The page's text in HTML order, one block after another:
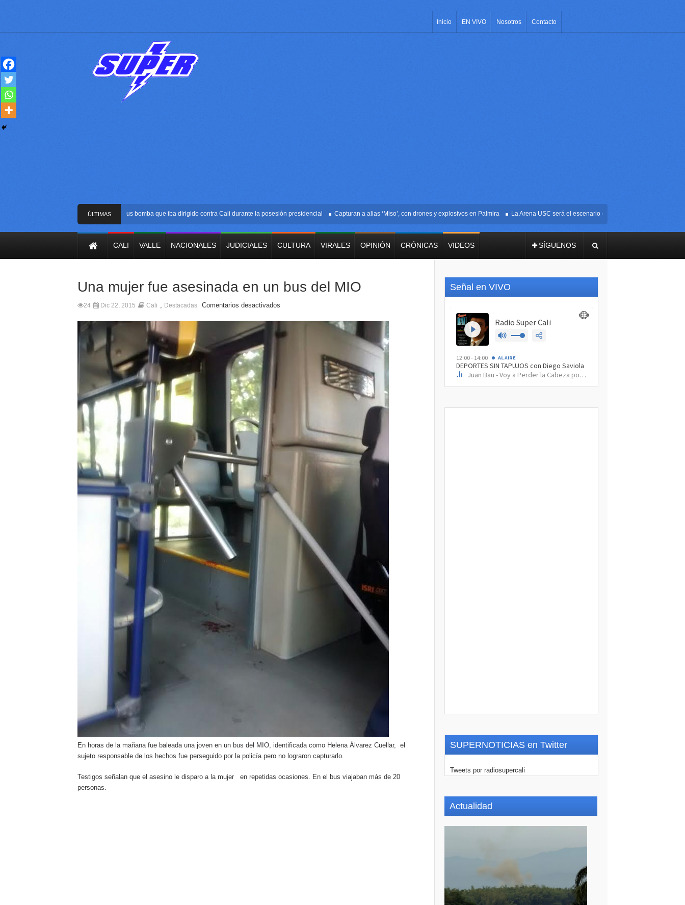
Inicio EN VIVO Nosotros Contacto
ÚLTIMAS
NOTICIAS
Frustran atentado con bus bomba que iba dirigido contra Cali durante la posesión presidencial Capturan a alias ‘Miso’, con drones y explosivos en Palmira La Arena USC será el escenario de la posesión presidencial de
CALI VALLE NACIONALES JUDICIALES CULTURA VIRALES OPINIÓN CRÓNICAS VIDEOS SÍGUENOS
Una mujer fue asesinada en un bus del MIO
24 Dic 22, 2015 Cali , Destacadas Comentarios desactivados
En horas de la mañana fue baleada una joven en un bus del MIO, identificada como Helena Álvarez Cuellar, el
sujeto responsable de los hechos fue perseguido por la policía pero no lograron capturarlo.
Testigos señalan que el asesino le disparo a la mujer en repetidas ocasiones. En el bus viajaban más de 20
personas.
Señal en VIVO
SUPERNOTICIAS en Twitter
Tweets por radiosupercali
Actualidad